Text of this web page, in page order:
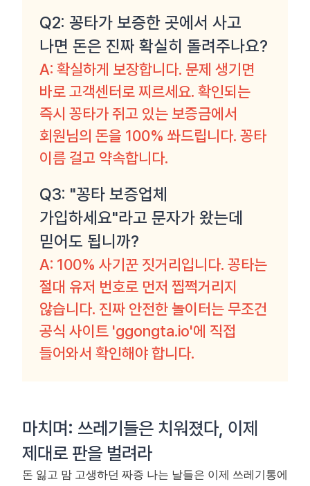
Q2: 꽁타가 보증한 곳에서 사고
나면 돈은 진짜 확실히 돌려주나요?
A: 확실하게 보장합니다. 문제 생기면
바로 고객센터로 찌르세요. 확인되는
즉시 꽁타가 쥐고 있는 보증금에서
회원님의 돈을 100% 쏴드립니다. 꽁타
이름 걸고 약속합니다.
Q3: "꽁타 보증업체
가입하세요"라고 문자가 왔는데
믿어도 됩니까?
A: 100% 사기꾼 짓거리입니다. 꽁타는
절대 유저 번호로 먼저 찝쩍거리지
않습니다. 진짜 안전한 놀이터는 무조건
공식 사이트 'ggongta.io'에 직접
들어와서 확인해야 합니다.
마치며: 쓰레기들은 치워졌다, 이제
제대로 판을 벌려라
돈 잃고 맘 고생하던 짜증 나는 날들은 이제 쓰레기통에